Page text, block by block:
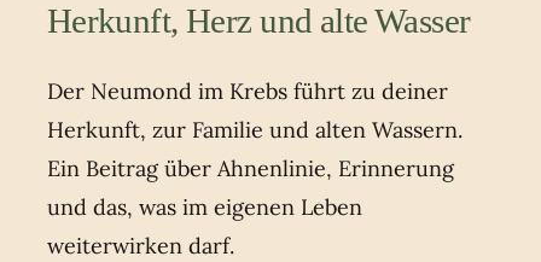
Herkunft, Herz und alte Wasser
Der Neumond im Krebs führt zu deiner
Herkunft, zur Familie und alten Wassern.
Ein Beitrag über Ahnenlinie, Erinnerung
und das, was im eigenen Leben
weiterwirken darf.